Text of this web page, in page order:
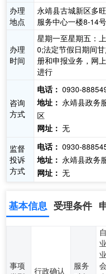
办理
地点
永靖县古城新区多
服务中心一楼8-14
办理
时间
星期一至星期五：
0;法定节假日期间
册和申报业务，网
进行
咨询
方式
电话： 0930-
地址： 永靖县政务
区
网址： 无
监督
投诉
方式
电话： 0930-
地址： 永靖县政务
网址： 无
基本信息 受理条件
事项
行政确认
服务